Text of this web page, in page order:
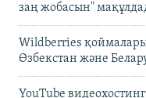
заң жобасын"
Wildberries
Өзбекстан және
YouTube